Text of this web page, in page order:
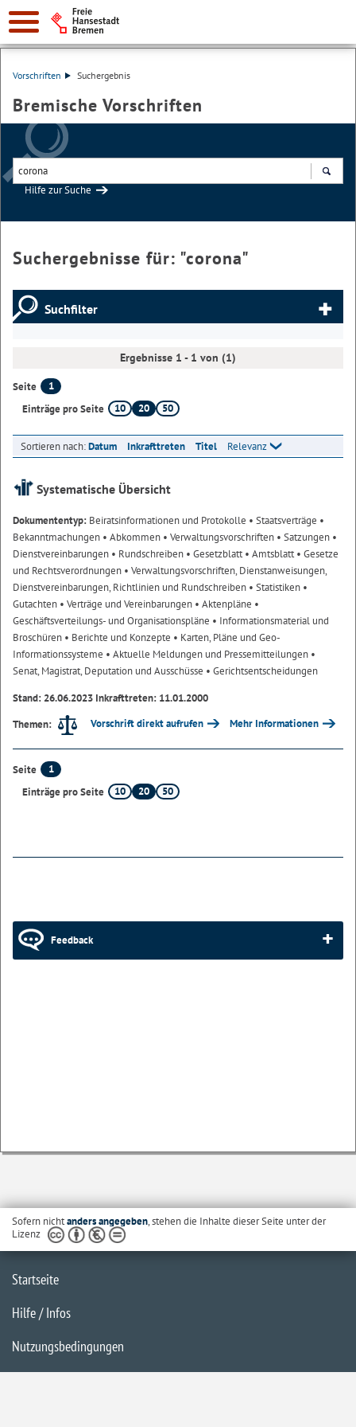
Vorschriften Suchergebnis
Bremische Vorschriften
Hilfe zur Suche
Suchergebnisse für: "corona"
Suchfilter
Ergebnisse 1 - 1 von (1)
Seite
1
Einträge pro Seite
10 20 50
Sortieren nach:Datum Inkrafttreten Titel Relevanz
Systematische Übersicht
Dokumententyp: Beiratsinformationen und Protokolle • Staatsverträge •
Bekanntmachungen • Abkommen • Verwaltungsvorschriften • Satzungen •
Dienstvereinbarungen • Rundschreiben • Gesetzblatt• Amtsblatt• Gesetze
und Rechtsverordnungen • Verwaltungsvorschriften, Dienstanweisungen,
Dienstvereinbarungen, Richtlinien und Rundschreiben • Statistiken •
Gutachten • Verträge und Vereinbarungen • Aktenpläne •
Geschäftsverteilungs- und Organisationspläne • Informationsmaterial und
Broschüren • Berichte und Konzepte • Karten, Pläne und Geo-
Informationssysteme • Aktuelle Meldungen und Pressemitteilungen •
Senat, Magistrat, Deputation und Ausschüsse • Gerichtsentscheidungen
Stand: 26.06.2023 Inkrafttreten: 11.01.2000
Themen:
Vorschrift direkt aufrufen Mehr Informationen
Seite
1
Einträge pro Seite
10 20 50
Feedback
Sofern nichtanders angegeben, stehen die Inhalte dieser Seite unter der
Lizenz
Startseite
Hilfe / Infos
Nutzungsbedingungen